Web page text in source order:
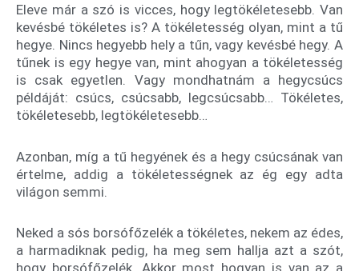
Eleve már a szó is vicces, hogy legtökéletesebb. Van
kevésbé tökéletes is? A tökéletesség olyan, mint a tű
hegye. Nincs hegyebb hely a tűn, vagy kevésbé hegy. A
tűnek is egy hegye van, mint ahogyan a tökéletesség
is csak egyetlen. Vagy mondhatnám a hegycsúcs
példáját: csúcs, csúcsabb, legcsúcsabb… Tökéletes,
tökéletesebb, legtökéletesebb…
Azonban, míg a tű hegyének és a hegy csúcsának van
értelme, addig a tökéletességnek az ég egy adta
világon semmi.
Neked a sós borsófőzelék a tökéletes, nekem az édes,
a harmadiknak pedig, ha meg sem hallja azt a szót,